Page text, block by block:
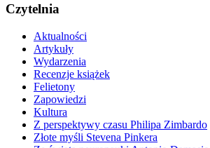
Czytelnia
Aktualności
Artykuły
Wydarzenia
Recenzje książek
Felietony
Zapowiedzi
Kultura
Z perspektywy czasu Philipa Zimbardo
Złote myśli Stevena Pinkera